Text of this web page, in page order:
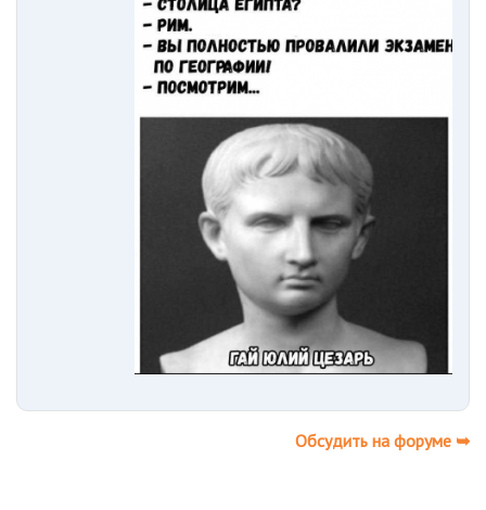
Обсудить на форуме ➥